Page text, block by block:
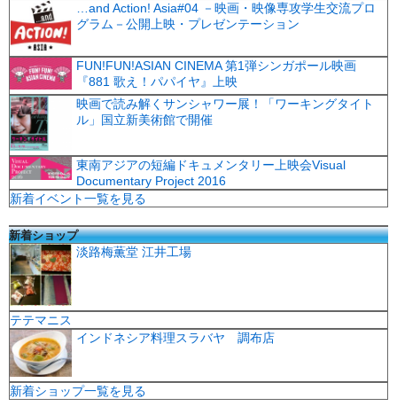
…and Action! Asia#04 －映画・映像専攻学生交流プロ
グラム－公開上映・プレゼンテーション
FUN!FUN!ASIAN CINEMA 第1弾シンガポール映画
『881 歌え！パパイヤ』上映
映画で読み解くサンシャワー展！「ワーキングタイト
ル」国立新美術館で開催
東南アジアの短編ドキュメンタリー上映会Visual
Documentary Project 2016
新着イベント一覧を見る
新着ショップ
淡路梅薫堂 江井工場
テテマニス
インドネシア料理スラバヤ 調布店
新着ショップ一覧を見る